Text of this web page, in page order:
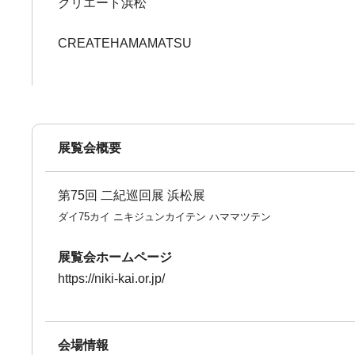
クリエート浜松
CREATEHAMAMATSU
展覧会概要
第75回 二紀巡回展 浜松展
ダイ75カイ ニキジュンカイテン ハママツテン
展覧会ホームページ
https://niki-kai.or.jp/
会場情報